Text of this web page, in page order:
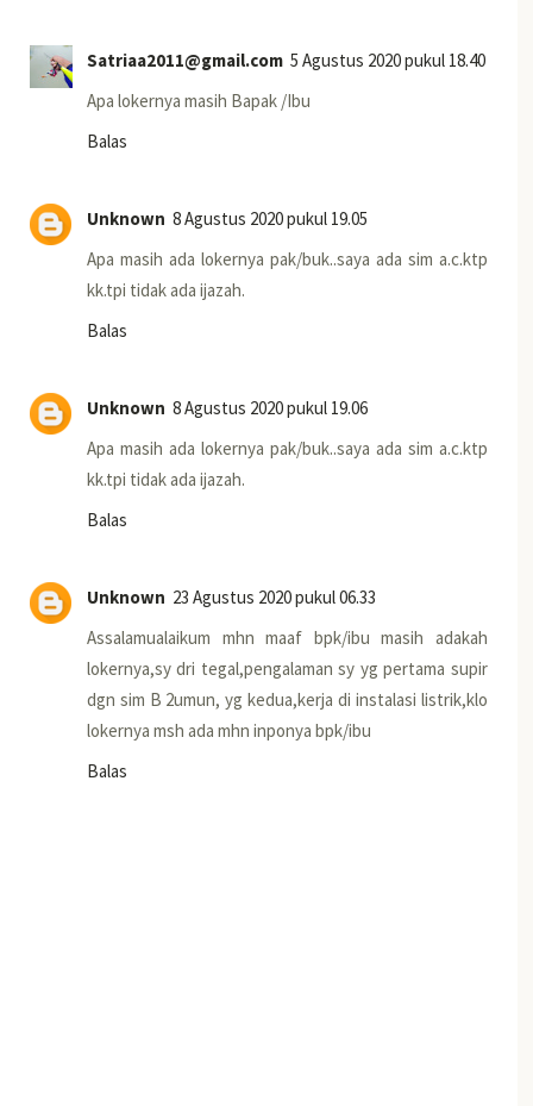
Satriaa2011@gmail.com 5 Agustus 2020 pukul 18.40
Apa lokernya masih Bapak /Ibu
Balas
Unknown 8 Agustus 2020 pukul 19.05
Apa masih ada lokernya pak/buk..saya ada sim a.c.ktp
kk.tpi tidak ada ijazah.
Balas
Unknown 8 Agustus 2020 pukul 19.06
Apa masih ada lokernya pak/buk..saya ada sim a.c.ktp
kk.tpi tidak ada ijazah.
Balas
Unknown 23 Agustus 2020 pukul 06.33
Assalamualaikum mhn maaf bpk/ibu masih adakah
lokernya,sy dri tegal,pengalaman sy yg pertama supir
dgn sim B 2umun, yg kedua,kerja di instalasi listrik,klo
lokernya msh ada mhn inponya bpk/ibu
Balas